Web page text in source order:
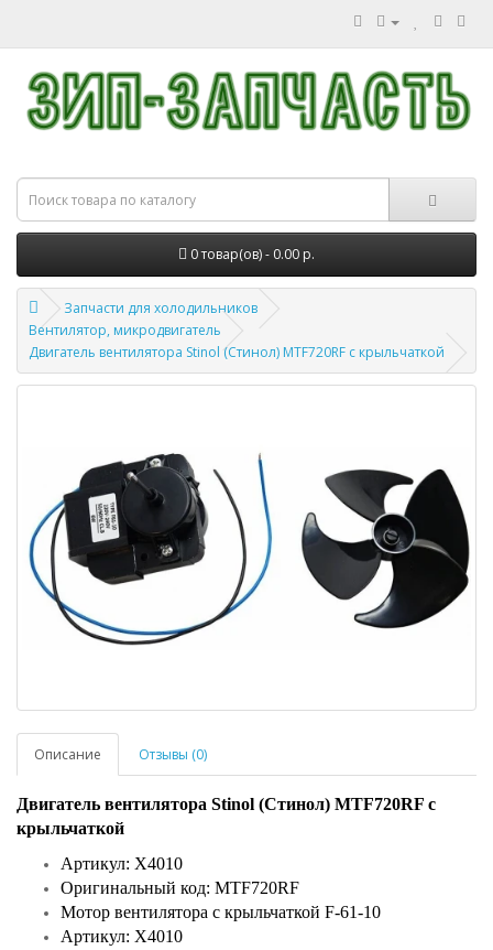
0 товар(ов) - 0.00 р.
Запчасти для холодильников
Вентилятор, микродвигатель
Двигатель вентилятора Stinol (Стинол) MTF720RF с крыльчаткой
Описание Отзывы (0)
Двигатель вентилятора Stinol (Стинол) MTF720RF с
крыльчаткой
Артикул: Х4010
Оригинальный код: MTF720RF
Мотор вентилятора с крыльчаткой F-61-10
Артикул: Х4010